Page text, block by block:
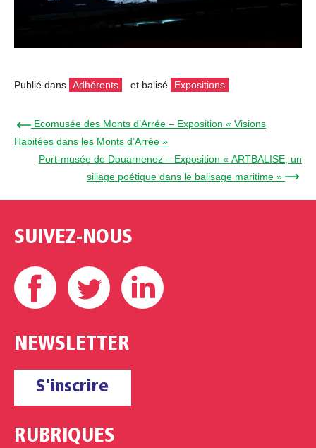
Publié dans Adhérents et balisé Expositions
← Ecomusée des Monts d’Arrée – Exposition « Visions
Habitées dans les Monts d’Arrée »
Port-musée de Douarnenez – Exposition « ARTBALISE, un
sillage poétique dans le balisage maritime » →
SUIVEZ-NOUS
Facebook Twitter
NEWSLETTER
S'inscrire
RUBRIQUES